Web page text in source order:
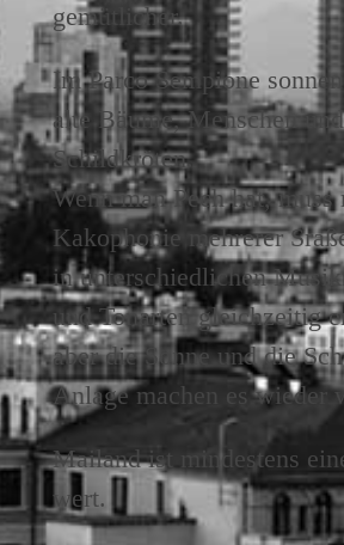
gemütlicher.
Im Parco Sempione
alte Bäume, Menschen und
Schildkröten.
Wenn man Pech hat, muss
Kakophonie mehrerer
in unterschiedlichen
und Tonarten gleichzeitig
aber die Sonne und die
Anlage machen es wieder
Mailand ist mindestens
wert.